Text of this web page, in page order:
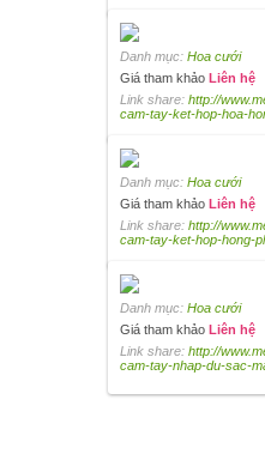
Danh mục: Hoa cưới
Giá tham khảo Liên hệ
Link share: http://
cam-tay-ket-hop-hoa-
Danh mục: Hoa cưới
Giá tham khảo Liên hệ
Link share: http://
cam-tay-ket-hop-hong-
Danh mục: Hoa cưới
Giá tham khảo Liên hệ
Link share: http://
cam-tay-nhap-du-sac-